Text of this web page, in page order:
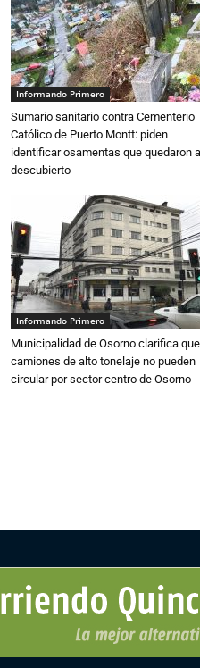
Informando Primero
Sumario sanitario contra Cementerio
Católico de Puerto Montt: piden
identificar osamentas que quedaron al
descubierto
Informando Primero
Municipalidad de Osorno clarifica que
camiones de alto tonelaje no pueden
circular por sector centro de Osorno